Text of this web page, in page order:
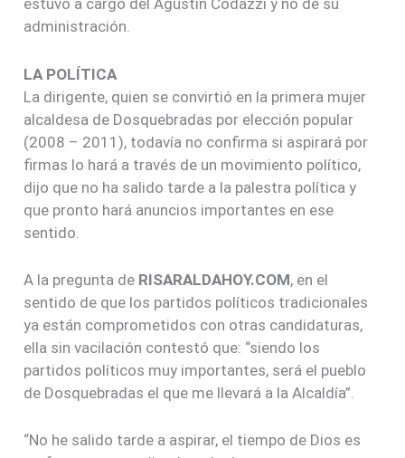
estuvo a cargo del Agustín Codazzi y no de su
administración.
LA POLÍTICA
La dirigente, quien se convirtió en la primera mujer
alcaldesa de Dosquebradas por elección popular
(2008 – 2011), todavía no confirma si aspirará por
firmas lo hará a través de un movimiento político,
dijo que no ha salido tarde a la palestra política y
que pronto hará anuncios importantes en ese
sentido.
A la pregunta de RISARALDAHOY.COM, en el
sentido de que los partidos políticos tradicionales
ya están comprometidos con otras candidaturas,
ella sin vacilación contestó que: “siendo los
partidos políticos muy importantes, será el pueblo
de Dosquebradas el que me llevará a la Alcaldía”.
“No he salido tarde a aspirar, el tiempo de Dios es